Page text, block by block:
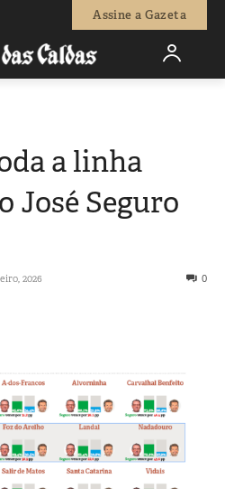
Assine a Gazeta
a linha
José Seguro
2026 0